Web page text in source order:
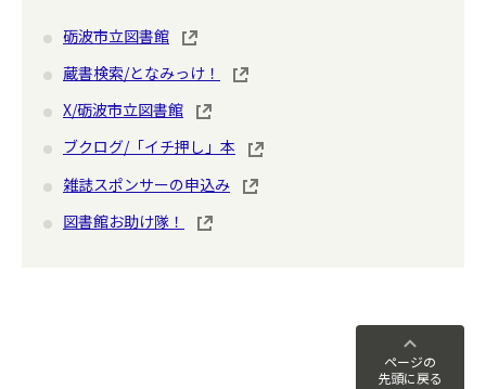
砺波市立図書館
蔵書検索/となみっけ！
X/砺波市立図書館
ブクログ/「イチ押し」本
雑誌スポンサーの申込み
図書館お助け隊！
ページの
先頭に戻る